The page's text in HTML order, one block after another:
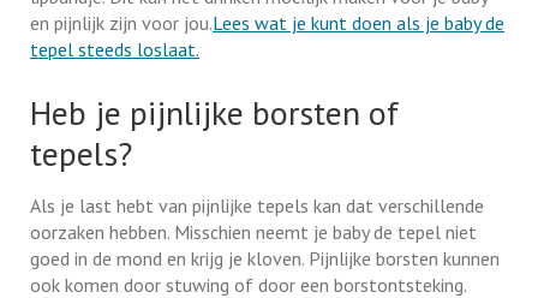
en pijnlijk zijn voor jou.Lees wat je kunt doen als je baby de
tepel steeds loslaat.
Heb je pijnlijke borsten of
tepels?
Als je last hebt van pijnlijke tepels kan dat verschillende
oorzaken hebben. Misschien neemt je baby de tepel niet
goed in de mond en krijg je kloven. Pijnlijke borsten kunnen
ook komen door stuwing of door een borstontsteking.